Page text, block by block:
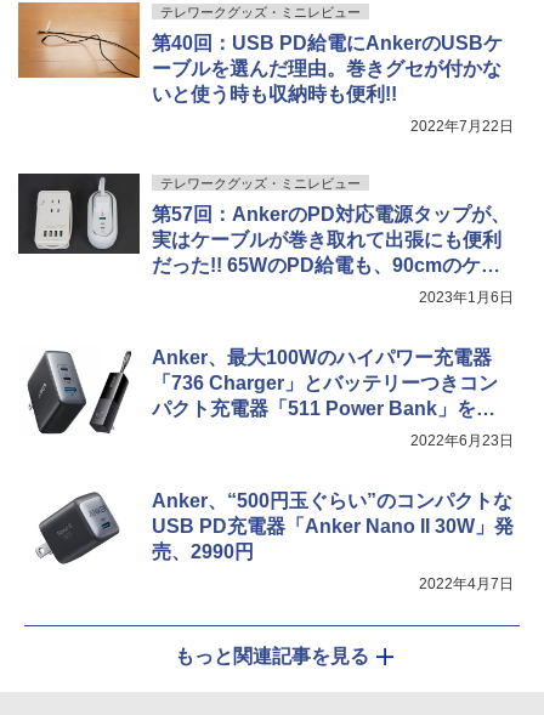
テレワークグッズ・ミニレビュー
第40回：USB PD給電にAnkerのUSBケ
ーブルを選んだ理由。巻きグセが付かな
いと使う時も収納時も便利!!
2022年7月22日
テレワークグッズ・ミニレビュー
第57回：AnkerのPD対応電源タップが、
実はケーブルが巻き取れて出張にも便利
だった!! 65WのPD給電も、90cmのケー
2023年1月6日
Anker、最大100Wのハイパワー充電器
「736 Charger」とバッテリーつきコン
パクト充電器「511 Power Bank」を発
2022年6月23日
Anker、“500円玉ぐらい”のコンパクトな
USB PD充電器「Anker Nano II 30W」発
売、2990円
2022年4月7日
もっと関連記事を見る